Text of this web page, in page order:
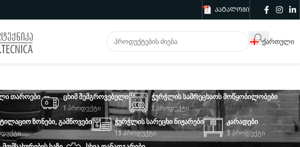
ᲙᲐᲢᲐᲚᲝᲒᲘ
Ქართული
ᲗᲐᲠᲝᲔᲑᲘ ᲪᲮᲘᲛ ᲨᲔᲛᲒᲠᲝᲕᲔᲑᲔᲚᲘ
1 Პროდუქტი
ᲭᲣᲠᲭᲚᲘᲡ ᲡᲐᲛᲠᲔᲪᲮᲐᲝᲡ ᲛᲝᲬᲧᲝᲑᲘᲚᲝᲑᲔᲑᲘ
1 Პროდუქტი
ᲖᲝᲜᲔᲑᲘ, ᲒᲐᲛᲬᲝᲕᲔᲑᲘ ᲭᲣᲠᲭᲚᲘᲡ ᲡᲐᲠᲔᲪᲮᲘ ᲜᲘᲟᲐᲠᲔᲑᲘ
13 Პროდუქტი
ᲙᲐᲠᲐᲓᲔᲑᲘ
3 Პროდუქტი